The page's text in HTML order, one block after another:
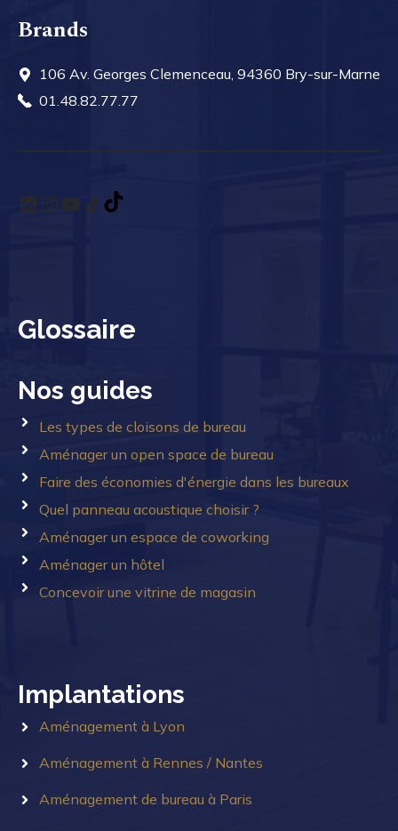
Brands
106 Av. Georges Clemenceau, 94360 Bry-sur-Marne
01.48.82.77.77
LinkedIn
Instagram
YouTube
TikTok
Glossaire
Nos guides
Les types de cloisons de bureau
Aménager un open space de bureau
Faire des économies d'énergie dans les bureaux
Quel panneau acoustique choisir ?
Aménager un espace de coworking
Aménager un hôtel
Concevoir une vitrine de magasin
Implantations
Aménagement à Lyon
Aménagement à Rennes / Nantes
Aménagement de bureau à Paris